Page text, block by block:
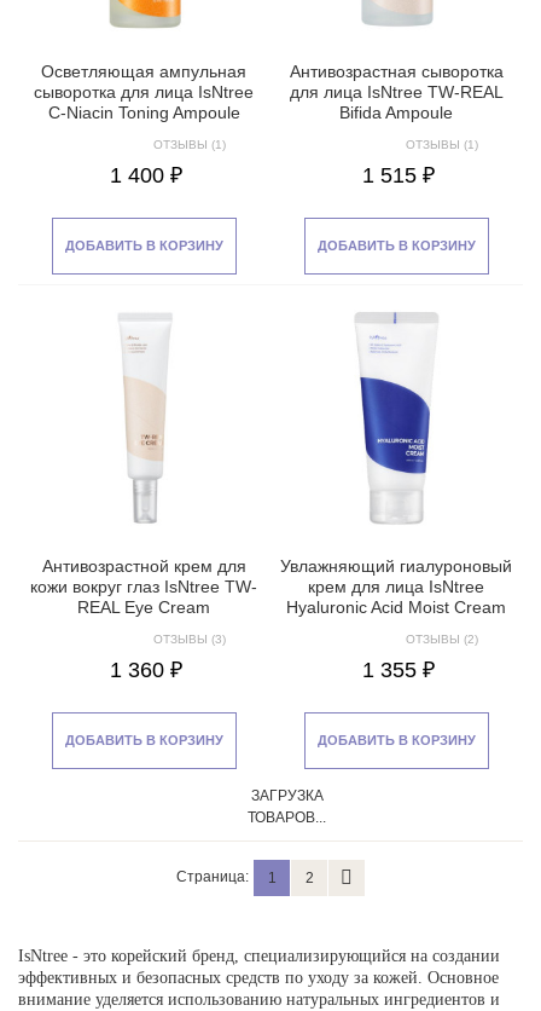
Осветляющая ампульная
сыворотка для лица IsNtree
C-Niacin Toning Ampoule
ОТЗЫВЫ (1)
1 400 ₽
ДОБАВИТЬ В КОРЗИНУ
Антивозрастная сыворотка
для лица IsNtree TW-REAL
Bifida Ampoule
ОТЗЫВЫ (1)
1 515 ₽
ДОБАВИТЬ В КОРЗИНУ
Антивозрастной крем для
кожи вокруг глаз IsNtree TW-
REAL Eye Cream
ОТЗЫВЫ (3)
1 360 ₽
ДОБАВИТЬ В КОРЗИНУ
Увлажняющий гиалуроновый
крем для лица IsNtree
Hyaluronic Acid Moist Cream
ОТЗЫВЫ (2)
1 355 ₽
ДОБАВИТЬ В КОРЗИНУ
ЗАГРУЗКА
ТОВАРОВ...
Страница: 1 2
IsNtree - это корейский бренд, специализирующийся на создании
эффективных и безопасных средств по уходу за кожей. Основное
внимание уделяется использованию натуральных ингредиентов и